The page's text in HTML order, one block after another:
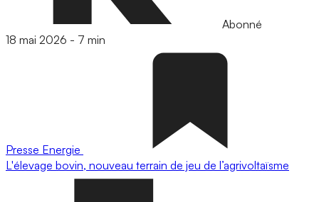
Abonné
18 mai 2026 - 7 min
Presse Energie
L'élevage bovin, nouveau terrain de jeu de l’agrivoltaïsme